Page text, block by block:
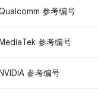
参考编号
参考编号
参考编号